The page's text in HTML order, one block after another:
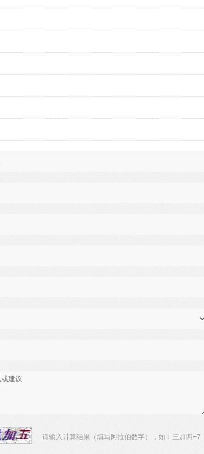
请输入计算结果（填写阿拉伯数字），如：三加四=7